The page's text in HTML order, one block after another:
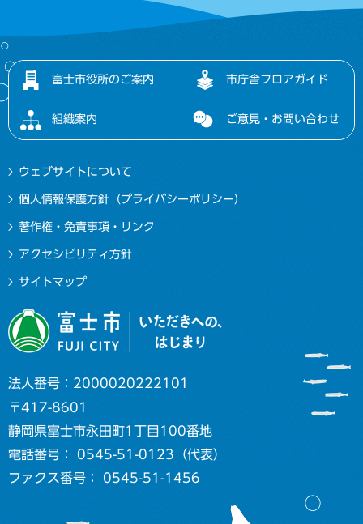
富士市役所のご案内 市庁舎フロアガイド
組織案内 ご意見・お問い合わせ
ウェブサイトについて
個人情報保護方針（プライバシーポリシー）
著作権・免責事項・リンク
アクセシビリティ方針
サイトマップ
法人番号：2000020222101
〒417-8601
静岡県富士市永田町1丁目100番地
電話番号： 0545-51-0123（代表）
ファクス番号： 0545-51-1456